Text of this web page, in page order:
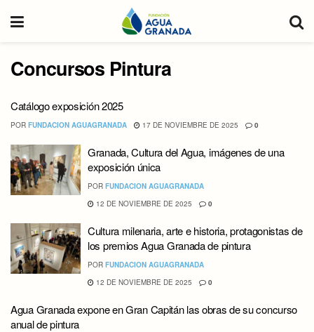
Concursos Pintura
Catálogo exposición 2025
POR FUNDACION AGUAGRANADA 17 DE NOVIEMBRE DE 2025 0
Granada, Cultura del Agua, imágenes de una
exposición única
POR FUNDACION AGUAGRANADA
12 DE NOVIEMBRE DE 2025
0
Cultura milenaria, arte e historia, protagonistas de
los premios Agua Granada de pintura
POR FUNDACION AGUAGRANADA
12 DE NOVIEMBRE DE 2025
0
Agua Granada expone en Gran Capitán las obras de su concurso
anual de pintura